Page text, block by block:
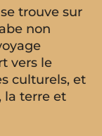
trouve sur
non
vers le
culturels, et
la terre et